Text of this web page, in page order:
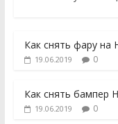
Как снять фару на
19.06.2019 0
Как снять бампер
19.06.2019 0